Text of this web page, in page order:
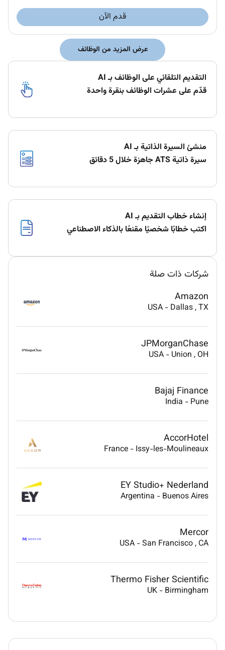
قدم الآن
عرض المزيد من الوظائف
التقديم التلقائي على الوظائف بـ AI
قدّم على عشرات الوظائف بنقرة واحدة
منشئ السيرة الذاتية بـ AI
سيرة ذاتية ATS جاهزة خلال 5 دقائق
إنشاء خطاب التقديم بـ AI
اكتب خطابًا شخصيًا مقنعًا بالذكاء الاصطناعي
شركات ذات صلة
Amazon
USA - Dallas, TX
JPMorganChase
USA - Union , OH
Bajaj Finance
India - Pune
AccorHotel
France - Issy-les-Moulineaux
EY Studio+ Nederland
Argentina - Buenos Aires
Mercor
USA -San Francisco, CA
Thermo Fisher Scientific
UK - Birmingham